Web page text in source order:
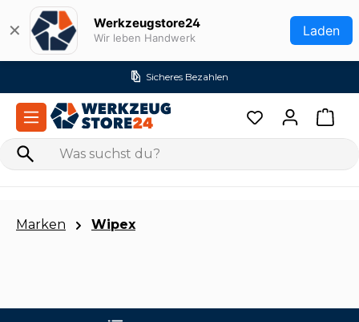
Zum Hauptinhalt springen
✕ Werkzeugstore24
Wir leben Handwerk Laden
Sicheres Bezahlen
Marken Wipex